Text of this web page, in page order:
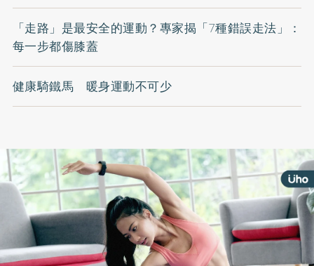
「走路」是最安全的運動？專家揭「7種錯誤走法」：
每一步都傷膝蓋
健康騎鐵馬 暖身運動不可少